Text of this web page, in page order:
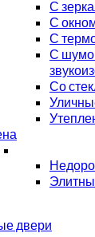
С
С
С
С
Со
двери